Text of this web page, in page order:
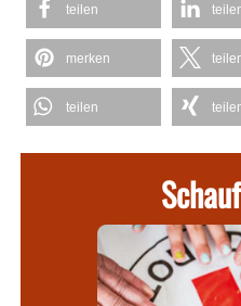
teilen
merken
teilen